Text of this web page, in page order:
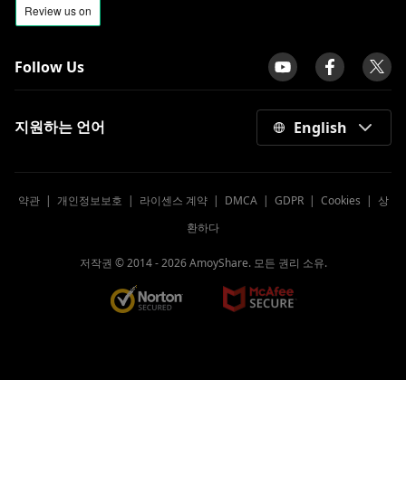
Follow Us
지원하는 언어 English
약관| 개인정보보호 | 라이센스 계약| DMCA| GDPR| Cookies | 상
환하다
저작권 © 2014 -2026AmoyShare. 모든 권리 소유.